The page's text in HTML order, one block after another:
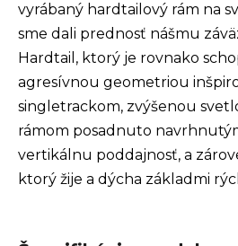
vyrábaný hardtailový rám na
sme dali prednosť nášmu
Hardtail, ktorý je rovnako
agresívnou geometriou
singletrackom, zvýšenou
rámom posadnuto
vertikálnu poddajnosť, a
ktorý žije a dýcha základmi